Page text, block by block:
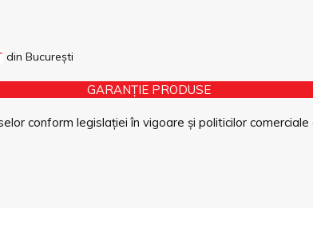
din București
GARANȚIE PRODUSE
conform legislației în vigoare și politicilor comerciale